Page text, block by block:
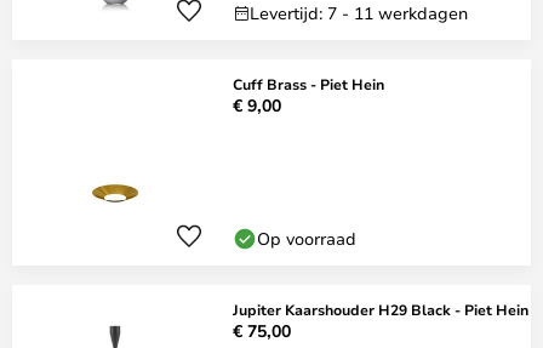
Levertijd: 7 - 11 werkdagen
Cuff Brass - Piet Hein
€ 9,00
Op voorraad
Jupiter Kaarshouder H29 Black - Piet Hein
€ 75,00